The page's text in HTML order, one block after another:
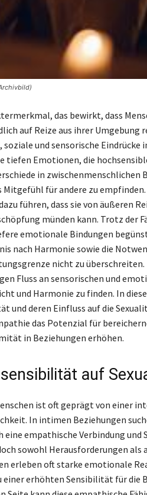
das bewirkt, dass
auf Reize aus ihrer Umgebung
und sensorische Eindrücke
tiefen Emotionen, die
in zwischenmenschlichen
für andere zu empfinden.
führen, dass sie von äußeren
münden kann. Trotz der
emotionale Bindungen
nach Harmonie sowie die
nicht zu überschreiten.
Fluss an sensorischen und
und Harmonie zu finden. In
und deren Einfluss auf die
das Potenzial für
in Beziehungen erhöhen.
auf
ist oft geprägt von einer
In intimen Beziehungen
eine empathische Verbindung
sowohl Herausforderungen als
erleben oft starke emotionale
einer erhöhten Sensibilität für die